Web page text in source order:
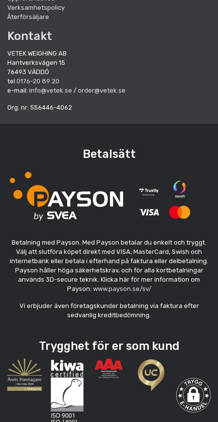
Verksamhetspolicy
Återförsäljare
Kontakt
VETEK WEIGHING AB
Hantverksvägen 15
76493 VÄDDÖ
tel 0176-20 89 20
e-mail: info@vetek.se / order@vetek.se
Org. nr: 556446-4062
Betalsätt
Betalning med Payson. Med Payson betalar du enkelt och tryggt.
Välj att slutföra köpet direkt med VISA, MasterCard, Swish och
internetbank eller betala i efterhand på faktura eller delbetalning.
Payson håller höga säkerhetskrav, och för alla kortbetalningar
används 3D-secure teknik. Klicka här för mer information om
Payson: www.payson.se/sv/
Vi erbjuder även företagskunder betalning via faktura efter
sedvanlig kreditbedömning.
Trygghet för er som kund